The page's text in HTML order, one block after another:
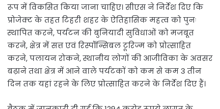
रूप में विकसित किया जाना चाहिए। सीएस ने निर्देश दिए कि
प्रोजेक्ट के तहत टिहरी शहर के ऐतिहासिक महत्व को पुनः
स्थापित करने, पर्यटन की बुनियादी सुविधाओं को मजबूत
करने, क्षेत्र में सत्त एवं रिस्पॉन्सिबल टूरिज्म को प्रोत्साहित
करने, पलायन रोकने, स्थानीय लोगों की आजीविका के अवसर
बढ़ाने तथा क्षेत्र में आने वाले पर्यटकों को कम से कम 3 तीन
दिन तक यहां रहने के लिए प्रोत्साहित करने के निर्देश दिए हैं।